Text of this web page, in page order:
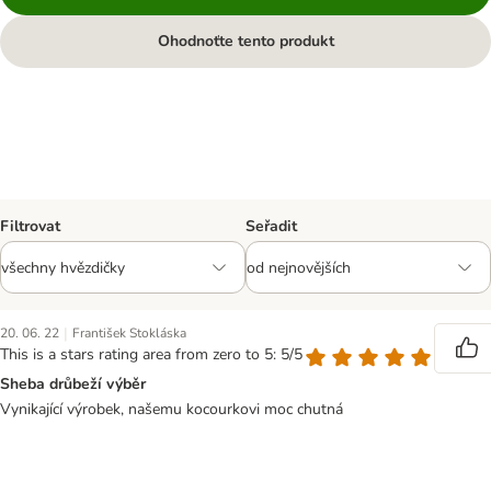
Ohodnoťte tento produkt
Filtrovat Seřadit
20. 06. 22 | František Stokláska
This is a stars rating area from zero to 5: 5/5
Sheba drůbeží výběr
Vynikající výrobek, našemu kocourkovi moc chutná